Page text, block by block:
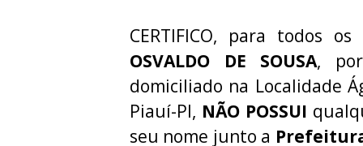
CERTIFICO, para todos
OSVALDO DE SOUSA,
domiciliado na Localidade
Piauí-PI, NÃO POSSUI
seu nome junto a